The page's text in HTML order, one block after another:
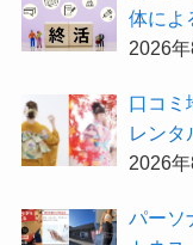
体によ
身辺整
2026
⼝コミ
レンタ
ス」が
2026
パーソ